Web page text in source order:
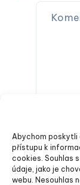
Abychom poskytli
přístupu k
cookies. Souhlas
údaje, jako je
webu. Nesouhlas